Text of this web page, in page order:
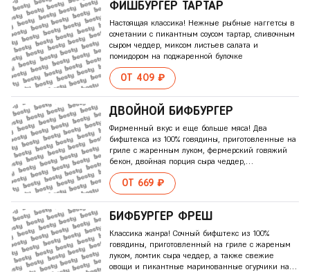
ФИШБУРГЕР ТАРТАР
Настоящая классика! Нежные рыбные наггетсы в
сочетании с пикантным соусом тартар, сливочным
сыром чеддер, миксом листьев салата и
помидором на поджаренной булочке
ОТ 409 ₽
ДВОЙНОЙ БИФБУРГЕР
Фирменный вкус и еще больше мяса! Два
бифштекса из 100% говядины, приготовленные на
гриле с жаренным луком, фермерский говяжий
бекон, двойная порция сыра чеддер,
маринованные огурчики и кольца свежего
красного лука на поджаренной булочке, щедро
заправленной кетчупом и горчицей. Подается с
ОТ 669 ₽
БИФБУРГЕР ФРЕШ
Классика жанра! Сочный бифштекс из 100%
говядины, приготовленный на гриле с жареным
луком, ломтик сыра чеддер, а также свежие
овощи и пикантные маринованные огурчики на